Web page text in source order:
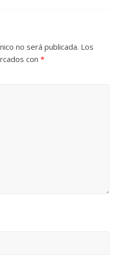
no será publicada. Los
con*